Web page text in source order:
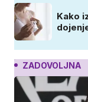
Kako
ZADOVOLJNA